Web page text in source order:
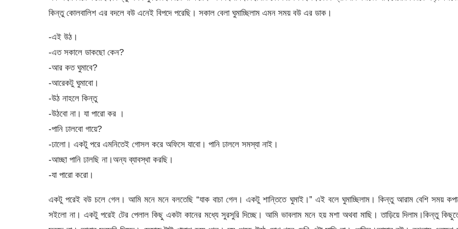
কিন্তু কোলবালিশ এর বদলে বউ এনেই বিপদে পরেছি। সকাল বেলা ঘুমাচ্ছিলাম এমন সময় বউ এর ডাক।
-এই উঠ।
-এত সকালে ডাকছো কেন?
-আর কত ঘুমাবে?
-আরেকটু ঘুমাবো।
-উঠ নাহলে কিন্তু
-উঠবো না। যা পারো কর ।
-পানি ঢালবো গায়ে?
-ঢালো। একটু পরে এমনিতেই গোসল করে অফিসে যাবো। পানি ঢাললে সমস্যা নাই।
-আচ্ছা পানি ঢালছি না।অন্য ব্যাবস্থা করছি।
-যা পারো করো।
একটু পরেই বউ চলে গেল। আমি মনে মনে বলতেছি “যাক বাচা গেল। একটু শান্তিতে ঘুমাই।” এই বলে ঘুমাচ্ছিলাম। কিন্তু আরাম বেশি সময়
সইলো না। একটু পরেই টের পেলাল কিছু একটা কানের মধ্যে সুরসুরি দিচ্ছে। আমি ভাবলাম মনে হয় মশা অথবা মাছি। তাড়িয়ে দিলাম।কিন্তু